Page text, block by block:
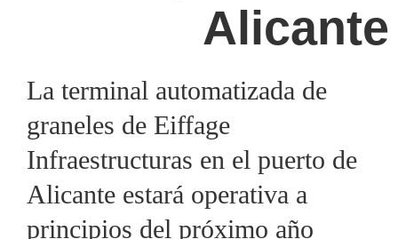
Alicante
La terminal automatizada de
graneles de Eiffage
Infraestructuras en el puerto de
Alicante estará operativa a
principios del próximo año